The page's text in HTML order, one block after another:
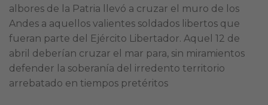
albores de la Patria llevó a cruzar el muro de los
Andes a aquellos valientes soldados libertos que
fueran parte del Ejército Libertador. Aquel 12 de
abril deberían cruzar el mar para, sin miramientos
defender la soberanía del irredento territorio
arrebatado en tiempos pretéritos